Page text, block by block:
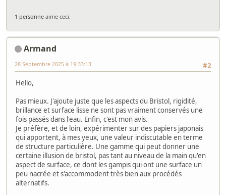
1 personne aime ceci.
Armand
#2
28 Septembre 2025 à 19:33:13
Hello,
Pas mieux. J'ajoute juste que les aspects du Bristol, rigidité,
brillance et surface lisse ne sont pas vraiment conservés une
fois passés dans l'eau. Enfin, c'est mon avis.
Je préfère, et de loin, expérimenter sur des papiers japonais
qui apportent, à mes yeux, une valeur indiscutable en terme
de structure particulière. Une gamme qui peut donner une
certaine illusion de bristol, pas tant au niveau de la main qu'en
aspect de surface, ce dont les gampis qui ont une surface un
peu nacrée et s'accommodent très bien aux procédés
alternatifs.